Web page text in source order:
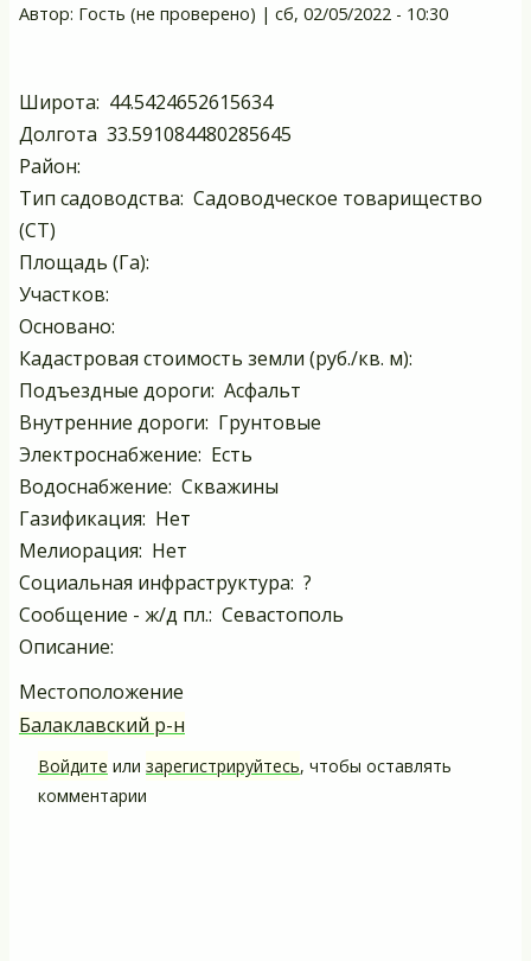
Автор: Гость (не проверено) | сб, 02/05/2022 - 10:30
Широта: 44.5424652615634
Долгота 33.591084480285645
Район:
Тип садоводства: Садоводческое товарищество
(СТ)
Площадь (Га):
Участков:
Основано:
Кадастровая стоимость земли (руб./кв. м):
Подъездные дороги: Асфальт
Внутренние дороги: Грунтовые
Электроснабжение: Есть
Водоснабжение: Скважины
Газификация: Нет
Мелиорация: Нет
Социальная инфраструктура: ?
Сообщение - ж/д пл.: Севастополь
Описание:
Местоположение
Балаклавский р-н
Войдите или зарегистрируйтесь, чтобы оставлять
комментарии